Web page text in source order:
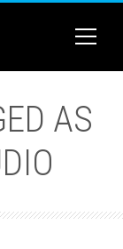
AS